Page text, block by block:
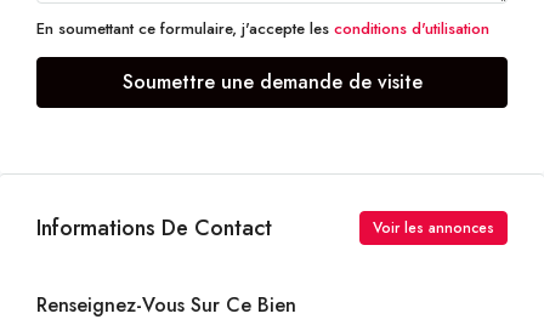
En soumettant ce formulaire, j'accepte les conditions d'utilisation
Soumettre une demande de visite
Informations De Contact Voir les annonces
Renseignez-Vous Sur Ce Bien